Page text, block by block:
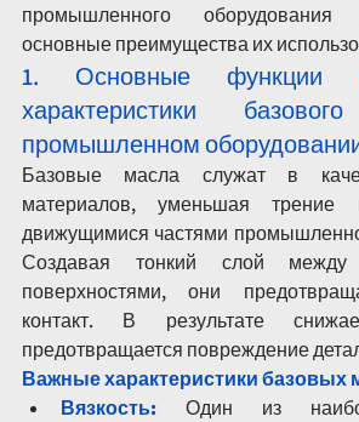
промышленного
основные преимущества их
1. Основные функции
характеристики
промышленном
Базовые масла служат в
материалов, уменьшая
движущимися частями
Создавая тонкий слой между
поверхностями, они
контакт. В результате
предотвращается повреждение
Важные характеристики базовых
Вязкость: Один из